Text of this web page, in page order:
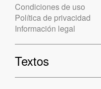
Condiciones de uso
Política de privacidad
Información legal
Textos